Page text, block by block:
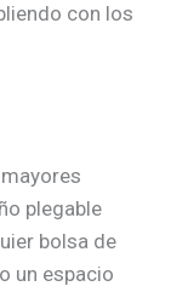
con los
plegable
bolsa de
un espacio